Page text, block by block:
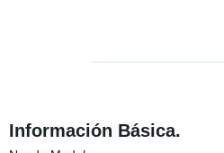
Información Básica.